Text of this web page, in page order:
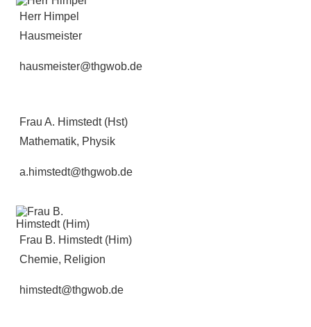
Herr Himpel
Hausmeister
hausmeister@thgwob.de
Frau A. Himstedt (Hst)
Mathematik, Physik
a.himstedt@thgwob.de
Frau B. Himstedt (Him)
Chemie, Religion
himstedt@thgwob.de